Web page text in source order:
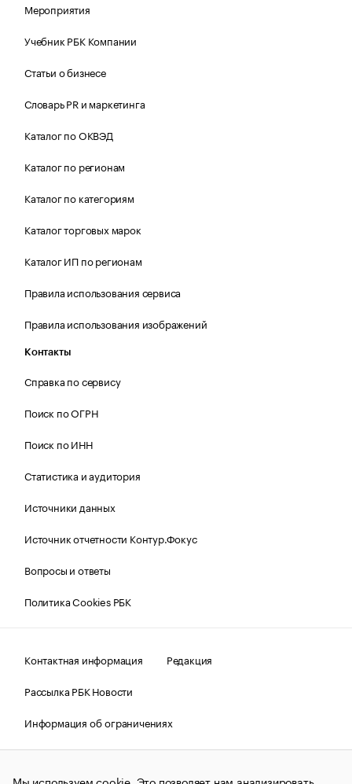
Мероприятия
Учебник РБК Компании
Статьи о бизнесе
Словарь PR и маркетинга
Каталог по ОКВЭД
Каталог по регионам
Каталог по категориям
Каталог торговых марок
Каталог ИП по регионам
Правила использования сервиса
Правила использования изображений
Контакты
Справка по сервису
Поиск по ОГРН
Поиск по ИНН
Статистика и аудитория
Источники данных
Источник отчетности Контур.Фокус
Вопросы и ответы
Политика Cookies РБК
Контактная информация
Редакция
Рассылка РБК Новости
Информация об ограничениях
Правовая информация
О соблюдении авторских прав